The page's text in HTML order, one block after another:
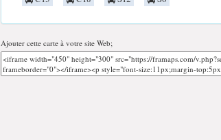
Ajouter cette carte à votre site Web;